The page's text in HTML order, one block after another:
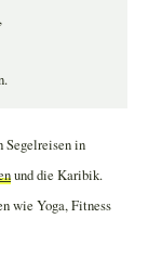
Segelreisen in
und die Karibik.
wie Yoga, Fitness